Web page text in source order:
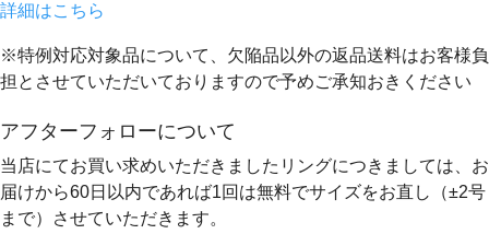
詳細はこちら
※特例対応対象品について、欠陥品以外の返品送料はお客様負
担とさせていただいておりますので予めご承知おきください
アフターフォローについて
当店にてお買い求めいただきましたリングにつきましては、お
届けから60日以内であれば1回は無料でサイズをお直し（±2号
まで）させていただきます。